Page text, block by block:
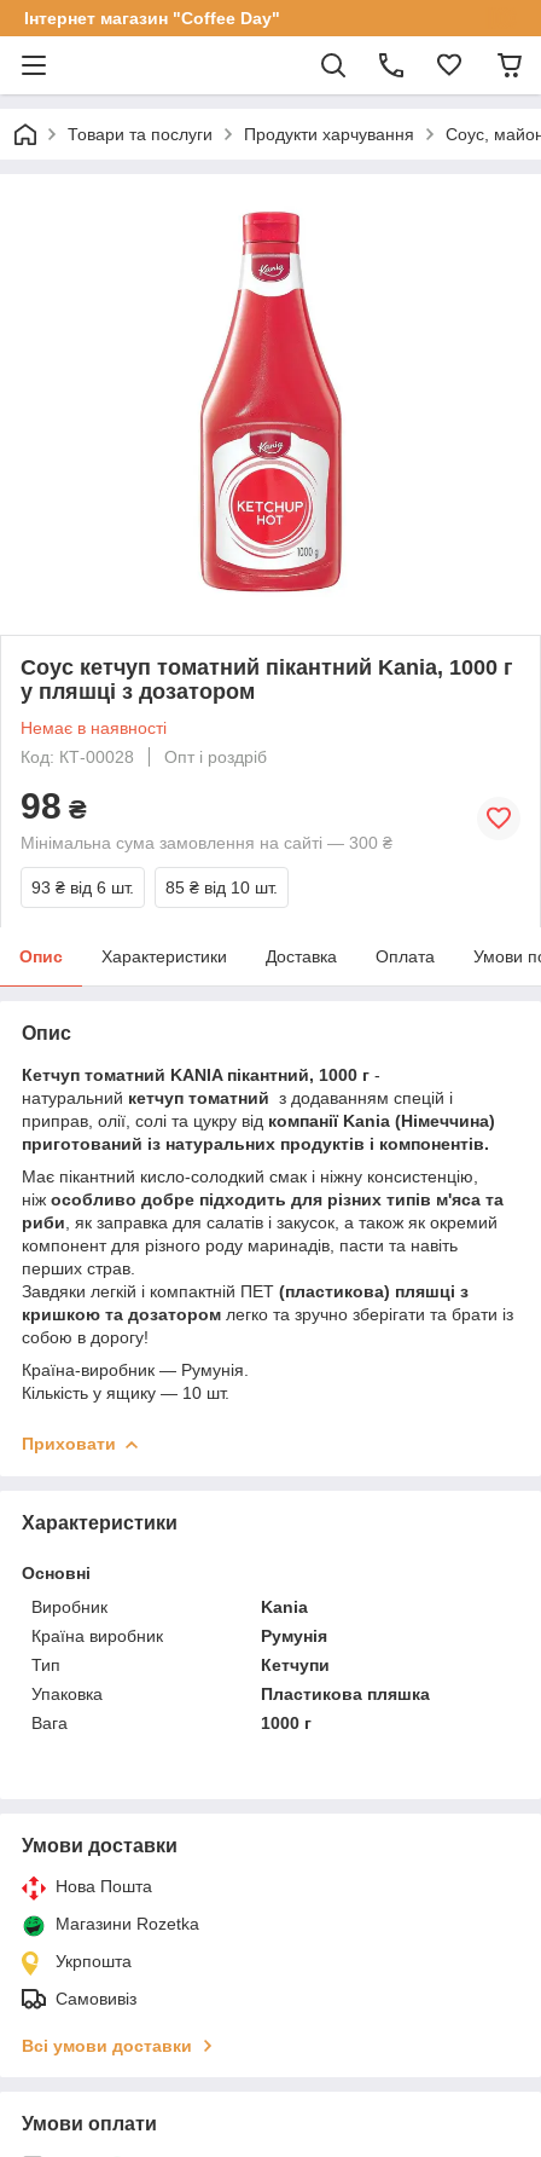
Інтернет магазин "Coffee Day"
Товари та послуги Продукти харчування Соус,
Соус кетчуп томатний пікантний Kania, 1000 г
у пляшці з дозатором
Немає в наявності
Код: КТ-00028
Опт і роздріб
98 ₴
Мінімальна сума замовлення на сайті — 300 ₴
93 ₴ від 6 шт. 85 ₴ від 10 шт.
Опис Характеристики Доставка Оплата Умови
Опис
Кетчуп томатний KANIA пікантний, 1000 г -
натуральний кетчуп томатний з додаванням спецій і
приправ, олії, солі та цукру від компанії Kania (Німеччина)
приготований із натуральних продуктів і компонентів.
Має пікантний кисло-солодкий смак і ніжну консистенцію,
ніж особливо добре підходить для різних типів м'яса та
риби , як заправка для салатів і закусок, а також як окремий
компонент для різного роду маринадів, пасти та навіть
перших страв.
Завдяки легкій і компактній ПЕТ (пластикова) пляшці з
кришкою та дозатором легко та зручно зберігати та брати із
собою в дорогу!
Країна-виробник — Румунія.
Кількість у ящику — 10 шт.
Приховати
Характеристики
Основні
Виробник
Kania
Країна виробник
Румунія
Тип
Кетчупи
Упаковка
Пластикова пляшка
Вага
1000 г
Умови доставки
Нова Пошта
Магазини Rozetka
Укрпошта
Самовивіз
Всі умови доставки
Умови оплати